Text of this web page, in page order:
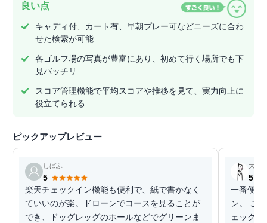
良い点
キャディ付、カート有、早朝プレー可などニーズに合わ
せた検索が可能
各ゴルフ場の写真が豊富にあり、初めて行く場所でも下
見バッチリ
スコア管理機能で平均スコアや推移を見て、実力向上に
役立てられる
ピックアップレビュー
しばふ
5
楽天チェックイン機能も便利で、紙で書かなく
ていいのが楽。ドローンでコースを見ることが
でき、ドッグレッグのホールなどでグリーンま
大ち
5
一番便利
ン。 こ
ェック